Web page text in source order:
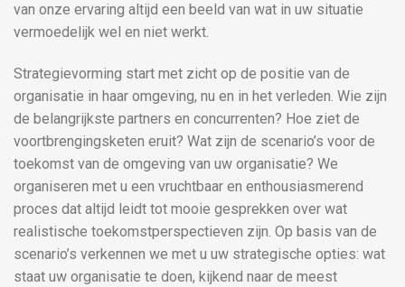
van onze ervaring altijd een beeld van wat in uw situatie
vermoedelijk wel en niet werkt.
Strategievorming start met zicht op de positie van de
organisatie in haar omgeving, nu en in het verleden. Wie zijn
de belangrijkste partners en concurrenten? Hoe ziet de
voortbrengingsketen eruit? Wat zijn de scenario’s voor de
toekomst van de omgeving van uw organisatie? We
organiseren met u een vruchtbaar en enthousiasmerend
proces dat altijd leidt tot mooie gesprekken over wat
realistische toekomstperspectieven zijn. Op basis van de
scenario’s verkennen we met u uw strategische opties: wat
staat uw organisatie te doen, kijkend naar de meest